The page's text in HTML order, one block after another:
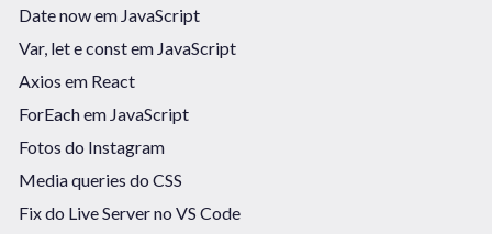
Date now em JavaScript
Var, let e const em JavaScript
Axios em React
ForEach em JavaScript
Fotos do Instagram
Media queries do CSS
Fix do Live Server no VS Code